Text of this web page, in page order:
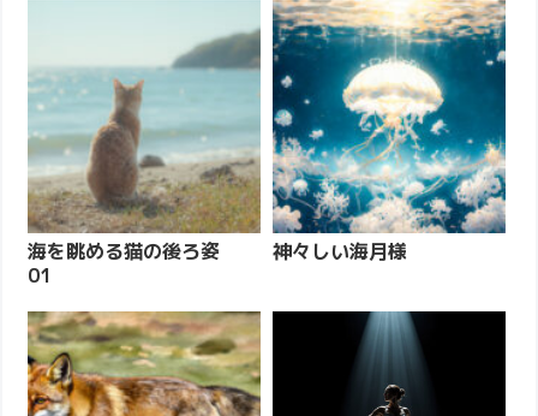
海を眺める猫の後ろ姿
01
神々しい海月様